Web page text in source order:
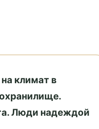
климат в
Люди надеждой